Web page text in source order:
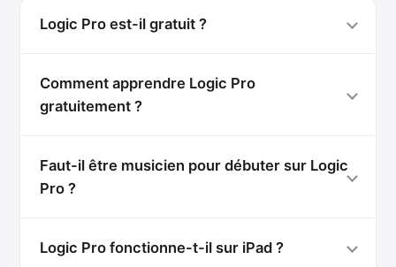
Logic Pro est-il gratuit ?
Comment apprendre Logic Pro
gratuitement ?
Faut-il être musicien pour débuter sur Logic
Pro ?
Logic Pro fonctionne-t-il sur iPad ?